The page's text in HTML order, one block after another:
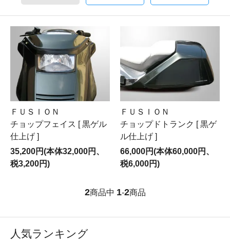
ＦＵＳＩＯＮ
チョップフェイス [ 黒ゲル
仕上げ ]
35,200円(本体32,000円、
税3,200円)
ＦＵＳＩＯＮ
チョップドトランク [ 黒ゲ
ル仕上げ ]
66,000円(本体60,000円、
税6,000円)
2商品中 1-2商品
人気ランキング